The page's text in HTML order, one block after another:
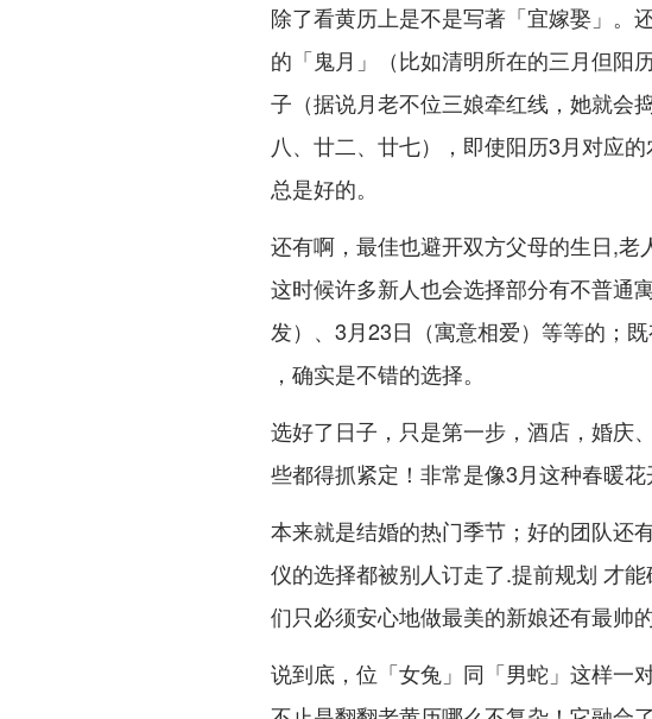
除了看黄历上是不是写著「宜嫁娶」。
的「鬼月」（比如清明所在的三月但阳
子（据说月老不位三娘牵红线，她就会
八、廿二、廿七），即使阳历3月对应
总是好的。
还有啊，最佳也避开双方父母的生日,老
这时候许多新人也会选择部分有不普通
发）、3月23日（寓意相爱）等等的；
，确实是不错的选择。
选好了日子，只是第一步，酒店，婚庆
些都得抓紧定！非常是像3月这种春暖花
本来就是结婚的热门季节；好的团队还
仪的选择都被别人订走了.提前规划 才
们只必须安心地做最美的新娘还有最帅的
说到底，位「女兔」同「男蛇」这样一